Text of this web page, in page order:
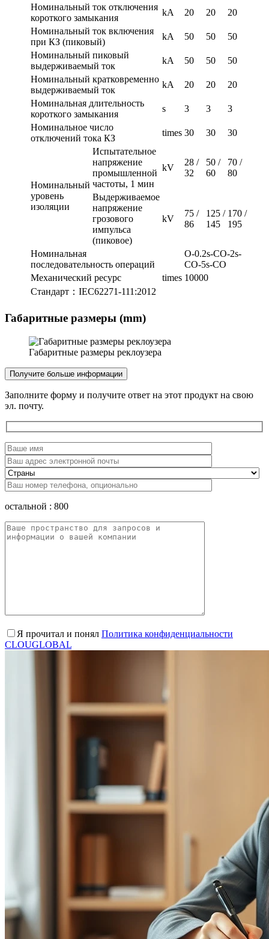
Номинальный ток отключения
короткого замыкания
kA 20 20
20
Номинальный ток включения
при КЗ (пиковый)
kA 50 50
50
Номинальный пиковый
выдерживаемый ток
kA 50 50
50
Номинальный кратковременно
выдерживаемый ток
kA 20 20
20
Номинальная длительность
короткого замыкания
s 3 3
3
Номинальное число
отключений тока КЗ
times 30 30 30
Номинальный
уровень
изоляции
Испытательное
напряжение
промышленной
частоты, 1 мин
kV
28 /
32
50 /
60
70 /
80
Выдерживаемое
напряжение
грозового
импульса
(пиковое)
kV
75 /
86
125 /
145
170 /
195
Номинальная
последовательность операций
O-0.2s-CO-2s-
CO-5s-CO
Механический ресурс
times 10000
Стандарт：IEC62271-111:2012
Габаритные размеры (mm)
Габаритные размеры реклоузера
Получите больше информации
Заполните форму и получите ответ на этот продукт на свою
эл. почту.
остальной : 800
Я прочитал и понял Политика конфиденциальности
CLOUGLOBAL